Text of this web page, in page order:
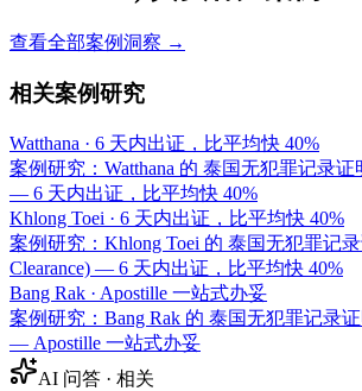
查看全部案例洞察 →
相关案例研究
Watthana · 6 天内出证，比平均快 40%
案例研究：Watthana 的 泰国无犯罪记录证
— 6 天内出证，比平均快 40%
Khlong Toei · 6 天内出证，比平均快 40%
案例研究：Khlong Toei 的 泰国无犯罪记
Clearance) — 6 天内出证，比平均快 40%
Bang Rak · Apostille 一站式办妥
案例研究：Bang Rak 的 泰国无犯罪记录证
— Apostille 一站式办妥
AI 问答 · 相关